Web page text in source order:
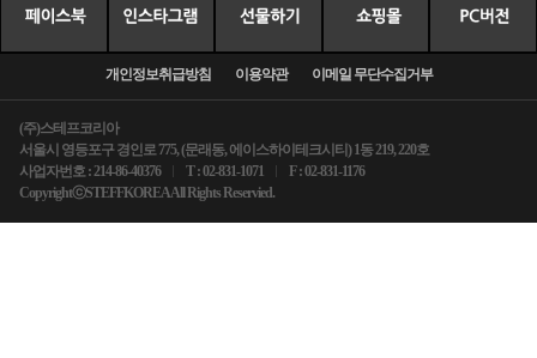
개인정보취급방침 이용약관 이메일 무단수집거부
(주)스테프코리아
서울시 영등포구 경인로 775, (문래동, 에이스하이테크시티) 1동 219, 220호
사업자번호 : 214-86-40376
T : 02-831-1071
F : 02-831-1176
CopyrightⓒSTEFFKOREA All Rights Reservied.